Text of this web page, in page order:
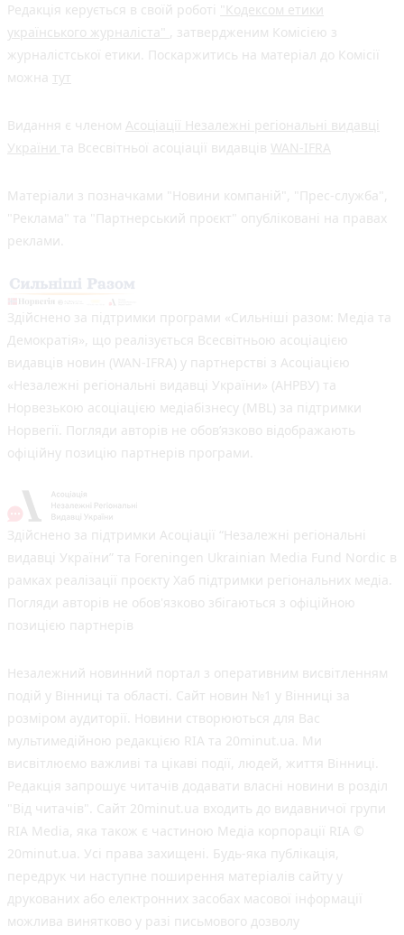
Редакція керується в своїй роботі "Кодексом етики
українського журналіста" , затвердженим Комісією з
журналістської етики. Поскаржитись на матеріал до Комісії
можна тут
Видання є членом Асоціації Незалежні регіональні видавці
України та Всесвітньої асоціації видавців WAN-IFRA
Матеріали з позначками "Новини компаній", "Прес-служба",
"Реклама" та "Партнерський проєкт" опубліковані на правах
реклами.
Здійснено за підтримки програми «Сильніші разом: Медіа та
Демократія», що реалізується Всесвітньою асоціацією
видавців новин (WAN-IFRA) у партнерстві з Асоціацією
«Незалежні регіональні видавці України» (АНРВУ) та
Норвезькою асоціацією медіабізнесу (MBL) за підтримки
Норвегії. Погляди авторів не обов’язково відображають
офіційну позицію партнерів програми.
Здійснено за підтримки Асоціації “Незалежні регіональні
видавці України” та Foreningen Ukrainian Media Fund Nordic в
рамках реалізації проєкту Хаб підтримки регіональних медіа.
Погляди авторів не обов'язково збігаються з офіційною
позицією партнерів
Незалежний новинний портал з оперативним висвітленням
подій у Вінниці та області. Сайт новин №1 у Вінниці за
розміром аудиторії. Новини створюються для Вас
мультимедійною редакцією RIA та 20minut.ua. Ми
висвітлюємо важливі та цікаві події, людей, життя Вінниці.
Редакція запрошує читачів додавати власні новини в розділ
"Від читачів". Сайт 20minut.ua входить до видавничої групи
RIA Media, яка також є частиною Медіа корпорації RIA ©
20minut.ua. Усі права захищені. Будь-яка публiкацiя,
передрук чи наступне поширення матеріалів сайту у
друкованих або електронних засобах масової інформації
можлива винятково у разі письмового дозволу